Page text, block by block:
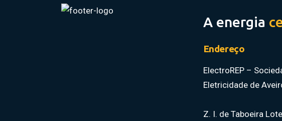
A energia
Endereço
ElectroREP –
Eletricidade de
Z. I. de Taboeira